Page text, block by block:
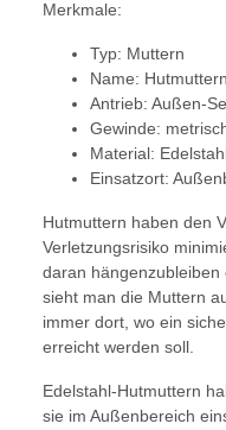
Merkmale:
Typ: Muttern
Name: Hutmuttern
Antrieb: Außen-
Gewinde:
Material:
Einsatzort:
Hutmuttern haben den
Verletzungsrisiko
daran
sieht man die Muttern
immer dort, wo ein
erreicht werden soll.
Edelstahl-Hutmuttern
sie im Außenbereich